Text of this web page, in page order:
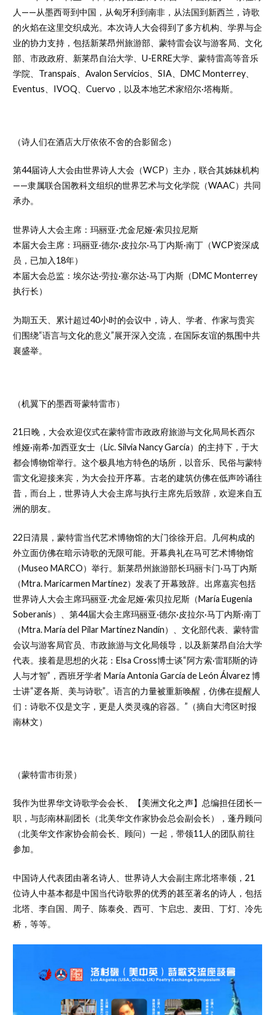
人——从墨西哥到中国，从匈牙利到南非，从法国到新西兰，诗歌
的火焰在这里交织成光。本次诗人大会得到了多方机构、学界与企
业的协力支持，包括新莱昂州旅游部、蒙特雷会议与游客局、文化
部、市政政府、新莱昂自治大学、U-ERRE大学、蒙特雷高等音乐
学院、Transpais、Avalon Servicios、SIA、DMC Monterrey、
Eventus、IVOQ、Cuervo，以及本地艺术家绍尔·塔梅斯。
（诗人们在酒店大厅依依不舍的合影留念）
第44届诗人大会由世界诗人大会（WCP）主办，联合其姊妹机构
——隶属联合国教科文组织的世界艺术与文化学院（WAAC）共同
承办。
世界诗人大会主席：玛丽亚·尤金尼娅·索贝拉尼斯
本届大会主席：玛丽亚·德尔·皮拉尔·马丁内斯·南丁（WCP资深成
员，已加入18年）
本届大会总监：埃尔达·劳拉·塞尔达·马丁内斯（DMC Monterrey
执行长）
为期五天、累计超过40小时的会议中，诗人、学者、作家与贵宾
们围绕“语言与文化的意义”展开深入交流，在国际友谊的氛围中共
襄盛举。
（机翼下的墨西哥蒙特雷市）
21日晚，大会欢迎仪式在蒙特雷市政政府旅游与文化局局长西尔
维娅·南希·加西亚女士（Lic. Silvia Nancy García）的主持下，于大
都会博物馆举行。这个极具地方特色的场所，以音乐、民俗与蒙特
雷文化迎接来宾，为大会拉开序幕。古老的建筑仿佛在低声吟诵往
昔，而台上，世界诗人大会主席与执行主席先后致辞，欢迎来自五
洲的朋友。
22日清晨，蒙特雷当代艺术博物馆的大门徐徐开启。几何构成的
外立面仿佛在暗示诗歌的无限可能。开幕典礼在马可艺术博物馆
（Museo MARCO）举行。新莱昂州旅游部长玛丽卡门·马丁内斯
（Mtra. Maricarmen Martínez）发表了开幕致辞。出席嘉宾包括
世界诗人大会主席玛丽亚·尤金尼娅·索贝拉尼斯（María Eugenia
Soberanis）、第44届大会主席玛丽亚·德尔·皮拉尔·马丁内斯·南丁
（Mtra. María del Pilar Martínez Nandín）、文化部代表、蒙特雷
会议与游客局官员、市政旅游与文化局领导，以及新莱昂自治大学
代表。接着是思想的火花：Elsa Cross博士谈“阿方索·雷耶斯的诗
人与才智”，西班牙学者 María Antonia García de León Álvarez 博
士讲“逻各斯、美与诗歌”。语言的力量被重新唤醒，仿佛在提醒人
们：诗歌不仅是文字，更是人类灵魂的容器。”（摘自大湾区时报
南林文）
（蒙特雷市街景）
我作为世界华文诗歌学会会长、【美洲文化之声】总编担任团长一
职，与彭南林副团长（北美华文作家协会总会副会长），蓬丹顾问
（北美华文作家协会前会长、顾问）一起，带领11人的团队前往
参加。
中国诗人代表团由著名诗人、世界诗人大会副主席北塔率领，21
位诗人中基本都是中国当代诗歌界的优秀的甚至著名的诗人，包括
北塔、李自国、周子、陈泰灸、西可、卞启忠、麦田、丁灯、冷先
桥，等等。